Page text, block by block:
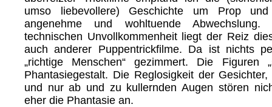
umso liebevollere) Geschichte um Prop
angenehme und wohltuende
technischen Unvollkommenheit liegt der Reiz
auch anderer Puppentrickfilme. Da ist nichts
„richtige Menschen“ gezimmert. Die Figuren
Phantasiegestalt. Die Reglosigkeit der
und nur ab und zu kullernden Augen stören
eher die Phantasie an.